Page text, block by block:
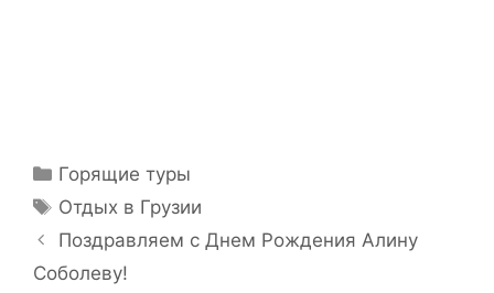
Горящие туры
Отдых в Грузии
Поздравляем с Днем Рождения Алину
Соболеву!